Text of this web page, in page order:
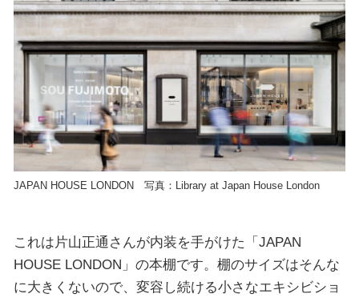
JAPAN HOUSE LONDON 写真：Library at Japan House London
これは片山正通さんが内装を手がけた「JAPAN
HOUSE LONDON」の本棚です。棚のサイズはそんな
に大きくないので、変容し続ける小さなエキシビショ